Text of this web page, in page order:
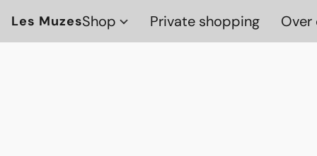
Les MuzesShop Private shopping Over